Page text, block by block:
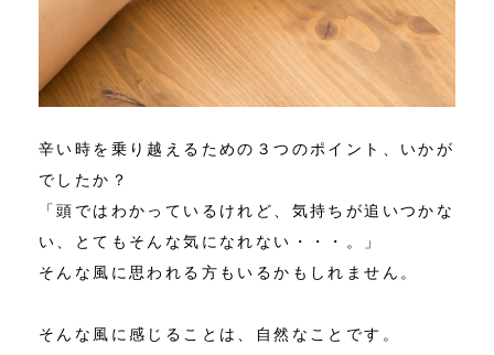
辛い時を乗り越えるための３つのポイント、いかが
でしたか？
「頭ではわかっているけれど、気持ちが追いつかな
い、とてもそんな気になれない・・・。」
そんな風に思われる方もいるかもしれません。
そんな風に感じることは、自然なことです。